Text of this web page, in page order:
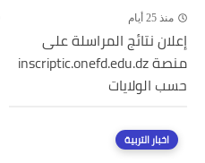
منذ 25 أيام
إعلان نتائج المراسلة على
منصة inscriptic.onefd.edu.dz
حسب الولايات
اخبار التربية